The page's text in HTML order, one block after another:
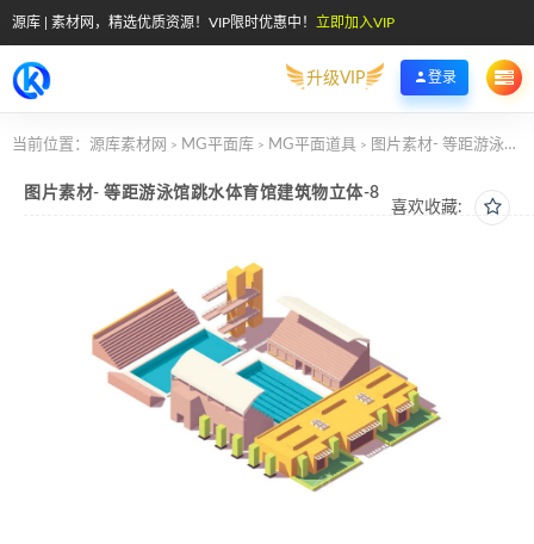
源库 | 素材网，精选优质资源！VIP限时优惠中！ 立即加入VIP
升级VIP 登录
当前位置： 源库素材网 > MG平面库 > MG平面道具 > 图片素材- 等距游泳馆跳水体育馆建筑物立体-8
喜欢收藏:
图片素材- 等距游泳馆跳水体育馆建筑物立体-8